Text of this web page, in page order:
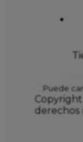
Puede
Copyright
derechos